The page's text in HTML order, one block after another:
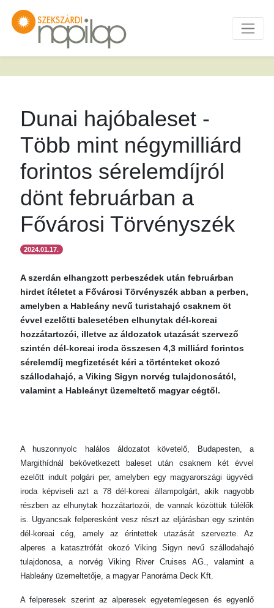
Dunai hajóbaleset -
Több mint négymilliárd
forintos sérelemdíjról
dönt februárban a
Fővárosi Törvényszék
2024.01.17.
A szerdán elhangzott perbeszédek után februárban
hirdet ítéletet a Fővárosi Törvényszék abban a perben,
amelyben a Hableány nevű turistahajó csaknem öt
évvel ezelőtti balesetében elhunytak dél-koreai
hozzátartozói, illetve az áldozatok utazását szervező
szintén dél-koreai iroda összesen 4,3 milliárd forintos
sérelemdíj megfizetését kéri a történteket okozó
szállodahajó, a Viking Sigyn norvég tulajdonosától,
valamint a Hableányt üzemeltető magyar cégtől.
A huszonnyolc halálos áldozatot követelő, Budapesten, a
Margithídnál bekövetkezett baleset után csaknem két évvel
ezelőtt indult polgári per, amelyben egy magyarországi ügyvédi
iroda képviseli azt a 78 dél-koreai állampolgárt, akik nagyobb
részben az elhunytak hozzátartozói, de vannak közöttük túlélők
is. Ugyancsak felperesként vesz részt az eljárásban egy szintén
dél-koreai cég, amely az érintettek utazását szervezte. Az
alperes a katasztrófát okozó Viking Sigyn nevű szállodahajó
tulajdonosa, a norvég Viking River Cruises AG., valamint a
Hableány üzemeltetője, a magyar Panoráma Deck Kft.
A felperesek szerint az alperesek egyetemlegesen és egyenlő